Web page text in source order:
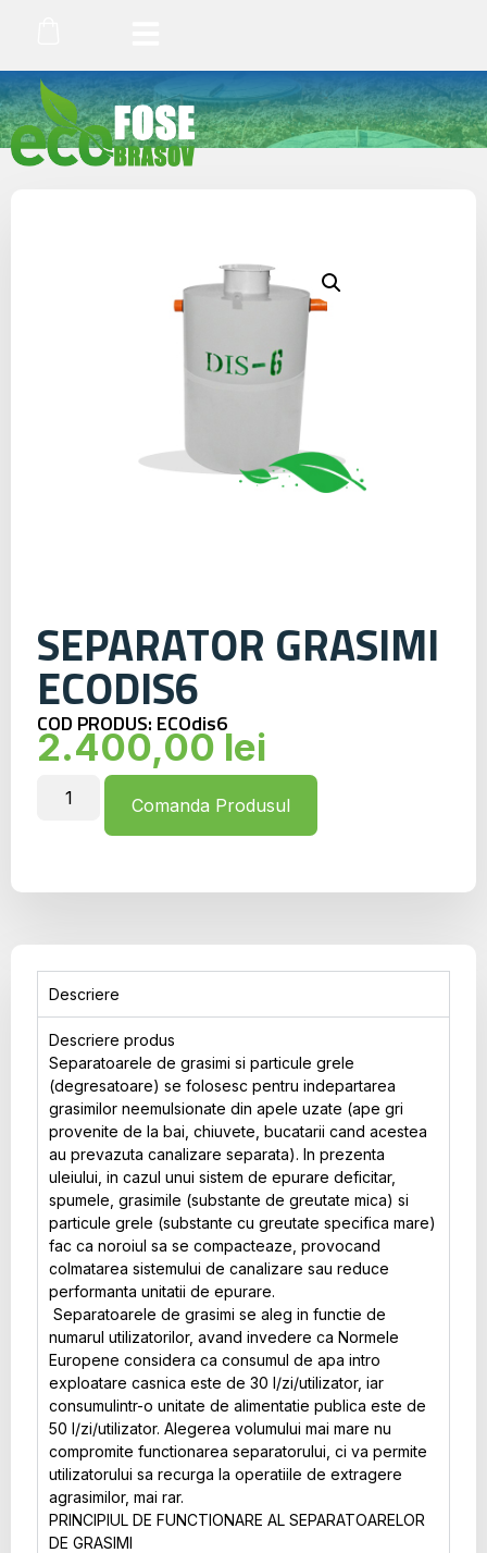
SEPARATOR GRASIMI
ECODIS6
COD PRODUS: ECOdis6
2.400,00 lei
Comanda Produsul
Descriere
Descriere produs
Separatoarele de grasimi si particule grele
(degresatoare) se folosesc pentru indepartarea
grasimilor neemulsionate din apele uzate (ape gri
provenite de la bai, chiuvete, bucatarii cand acestea
au prevazuta canalizare separata). In prezenta
uleiului, in cazul unui sistem de epurare deficitar,
spumele, grasimile (substante de greutate mica) si
particule grele (substante cu greutate specifica mare)
fac ca noroiul sa se compacteaze, provocand
colmatarea sistemului de canalizare sau reduce
performanta unitatii de epurare.
Separatoarele de grasimi se aleg in functie de
numarul utilizatorilor, avand invedere ca Normele
Europene considera ca consumul de apa intro
exploatare casnica este de 30 l/zi/utilizator, iar
consumulintr-o unitate de alimentatie publica este de
50 l/zi/utilizator. Alegerea volumului mai mare nu
compromite functionarea separatorului, ci va permite
utilizatorului sa recurga la operatiile de extragere
agrasimilor, mai rar.
PRINCIPIUL DE FUNCTIONARE AL SEPARATOARELOR
DE GRASIMI